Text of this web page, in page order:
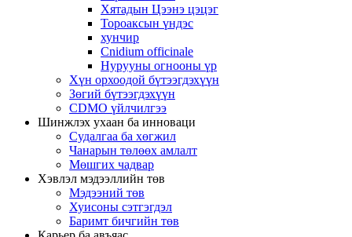
Хятадын Цээнэ цэцэг
Тороаксын үндэс
хунчир
Cnidium officinale
Нурууны огнооны үр
Хүн орхоодой бүтээгдэхүүн
Зөгий бүтээгдэхүүн
CDMO үйлчилгээ
Шинжлэх ухаан ба инноваци
Судалгаа ба хөгжил
Чанарын төлөөх амлалт
Мөшгих чадвар
Хэвлэл мэдээллийн төв
Мэдээний төв
Хуисоны сэтгэгдэл
Баримт бичгийн төв